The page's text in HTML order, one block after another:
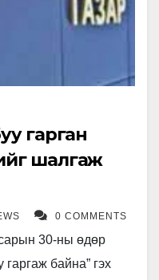
гарган
шалгаж
0 COMMENTS
30-ны өдөр
байна” гэх